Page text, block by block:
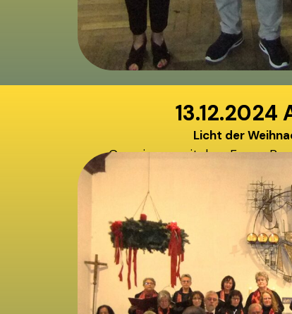
Licht der
Gemeinsam mit dem Evang.